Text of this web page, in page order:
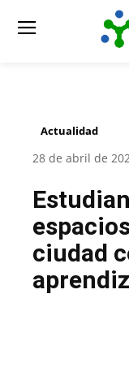
Actualidad
28 de abril de
ciudad